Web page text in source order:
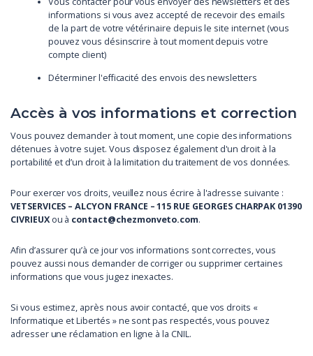
informations si vous avez accepté de recevoir des emails
de la part de votre vétérinaire depuis le site internet (vous
pouvez vous désinscrire à tout moment depuis votre
compte client)
Déterminer l'efficacité des envois des newsletters
Accès à vos informations et correction
Vous pouvez demander à tout moment, une copie des informations
détenues à votre sujet. Vous disposez également d'un droit à la
portabilité et d’un droit à la limitation du traitement de vos données.
Pour exercer vos droits, veuillez nous écrire à l'adresse suivante :
VETSERVICES – ALCYON FRANCE – 115 RUE GEORGES CHARPAK 01390
CIVRIEUXou à contact@chezmonveto.com.
Afin d’assurer qu’à ce jour vos informations sont correctes, vous
pouvez aussi nous demander de corriger ou supprimer certaines
informations que vous jugez inexactes.
Si vous estimez, après nous avoir contacté, que vos droits «
Informatique et Libertés » ne sont pas respectés, vous pouvez
adresser une réclamation en ligne à la CNIL.